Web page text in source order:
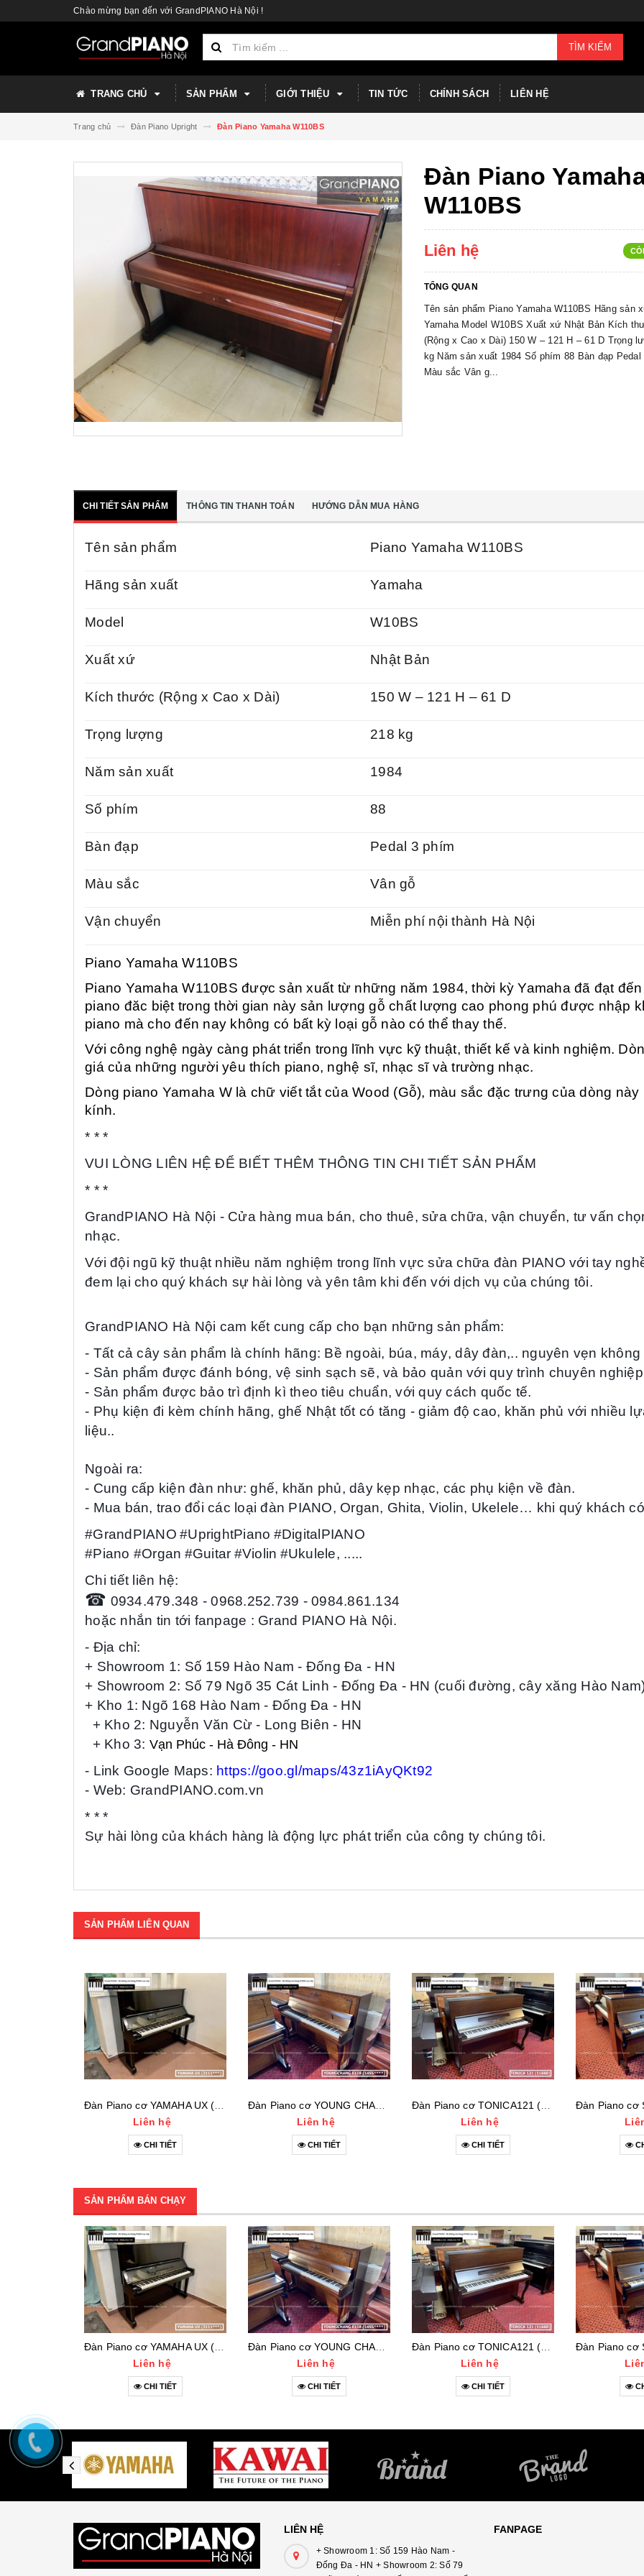
Chào mừng bạn đến với GrandPIANO Hà Nội !
TÌM KIẾM
TRANG CHỦ SẢN PHẨM GIỚI THIỆU TIN TỨC CHÍNH SÁCH LIÊN HỆ
Trang chủ Đàn Piano Upright Đàn Piano Yamaha W110BS
Đàn Piano
W110BS
Liên hệ
TỔNG QUAN
Tên sản phẩm Piano Yamaha W110BS Hãng sản
Yamaha Model W10BS Xuất xứ Nhật Bản Kích
(Rộng x Cao x Dài) 150 W – 121 H – 61 D Trọng
kg Năm sản xuất 1984 Số phím 88 Bàn đạp
Màu sắc Vân g...
CHI TIẾT SẢN PHẨM THÔNG TIN THANH TOÁN HƯỚNG DẪN MUA HÀNG
Tên sản phẩm Piano Yamaha W110BS
Hãng sản xuất Yamaha
Model W10BS
Xuất xứ Nhật Bản
Kích thước (Rộng x Cao x Dài) 150 W – 121 H – 61 D
Trọng lượng 218 kg
Năm sản xuất 1984
Số phím 88
Bàn đạp Pedal 3 phím
Màu sắc Vân gỗ
Vận chuyển Miễn phí nội thành Hà Nội
Piano Yamaha W110BS
Piano Yamaha W110BS được sản xuất từ những năm 1984, thời kỳ Yamaha đã đạt
piano đăc biệt trong thời gian này sản lượng gỗ chất lượng cao phong phú được nhập
piano mà cho đến nay không có bất kỳ loại gỗ nào có thể thay thế.
Với công nghệ ngày càng phát triển trong lĩnh vực kỹ thuật, thiết kế và kinh nghiệm.
giá của những người yêu thích piano, nghệ sĩ, nhạc sĩ và trường nhạc.
Dòng piano Yamaha W là chữ viết tắt của Wood (Gỗ), màu sắc đặc trưng của dòng
kính.
* * *
VUI LÒNG LIÊN HỆ ĐỂ BIẾT THÊM THÔNG TIN CHI TIẾT SẢN PHẨM
* * *
GrandPIANO Hà Nội - Cửa hàng mua bán, cho thuê, sửa chữa, vận chuyển, tư vấn
nhạc.
Với đội ngũ kỹ thuật nhiều năm nghiệm trong lĩnh vực sửa chữa đàn PIANO với tay
đem lại cho quý khách sự hài lòng và yên tâm khi đến với dịch vụ củachúng tôi.
GrandPIANO Hà Nội cam kết cung cấp cho bạn những sản phẩm:
- Tất cả cây sản phẩm là chính hãng: Bề ngoài, búa, máy, dây đàn,.. nguyên vẹn
- Sản phẩm được đánh bóng, vệ sinh sạch sẽ, và bảo quản với quy trình chuyên nghiệp
- Sản phẩm được bảo trì định kì theo tiêu chuẩn, với quy cách quốc tế.
- Phụ kiện đi kèm chính hãng, ghế Nhật tốt có tăng - giảm độ cao, khăn phủ với nhiều
liệu..
Ngoài ra:
- Cung cấp kiện đàn như: ghế, khăn phủ, dây kẹp nhạc, các phụ kiện về đàn.
- Mua bán, trao đổi các loại đàn PIANO, Organ, Ghita, Violin, Ukelele… khi quý khách
#GrandPIANO #UprightPiano #DigitalPIANO
#Piano #Organ #Guitar #Violin #Ukulele, .....
Chi tiết liên hệ:
☎ 0934.479.348 - 0968.252.739 - 0984.861.134
hoặc nhắn tin tới fanpage : Grand PIANO Hà Nội.
- Địa chỉ:
+ Showroom 1: Số 159 Hào Nam - Đống Đa - HN
+ Showroom 2: Số 79 Ngõ 35 Cát Linh - Đống Đa - HN (cuối đường, cây xăng Hào
+ Kho 1: Ngõ 168 Hào Nam - Đống Đa - HN
+ Kho 2: Nguyễn Văn Cừ - Long Biên - HN
+ Kho 3: Vạn Phúc - Hà Đông - HN
- Link Google Maps: https://goo.gl/maps/43z1iAyQKt92
- Web: GrandPIANO.com.vn
* * *
Sự hài lòng của khách hàng là động lực phát triển của công ty chúng tôi.
SẢN PHẨM LIÊN QUAN
Liên hệ
CHI TIẾT
Liên hệ
CHI TIẾT
Liên hệ
CHI TIẾT
SẢN PHẨM BÁN CHẠY
Liên hệ
CHI TIẾT
Liên hệ
CHI TIẾT
Liên hệ
CHI TIẾT
LIÊN HỆ
+ Showroom 1: Số 159 Hào Nam -
Đống Đa - HN + Showroom 2: Số 79
FANPAGE